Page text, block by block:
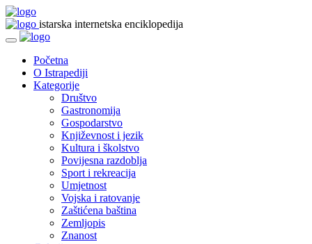
istarska internetska enciklopedija
Početna
O Istrapediji
Kategorije
Društvo
Gastronomija
Gospodarstvo
Književnost i jezik
Kultura i školstvo
Povijesna razdoblja
Sport i rekreacija
Umjetnost
Vojska i ratovanje
Zaštićena baština
Zemljopis
Znanost